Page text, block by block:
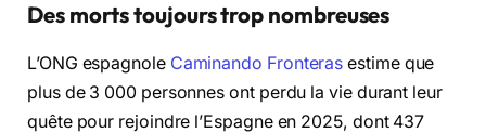
Des morts toujours trop nombreuses
L’ONG espagnole Caminando Fronteras estime que
plus de 3 000 personnes ont perdu la vie durant leur
quête pour rejoindre l’Espagne en 2025, dont 437